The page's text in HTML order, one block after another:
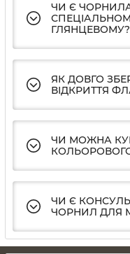
ЧИ Є
ГЛЯНЦЕВОМУ?
ЯК ДОВГО
ВІДКРИТТЯ
ЧИ МОЖНА
ЧИ Є
ЧОРНИЛ ДЛЯ